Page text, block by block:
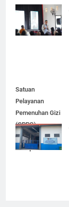
mudahkan
peserta mandiri
bayar iuran
Satuan
Pelayanan
Pemenuhan Gizi
(SPPG)
Karangjati 3 di
Kabupaten Blora